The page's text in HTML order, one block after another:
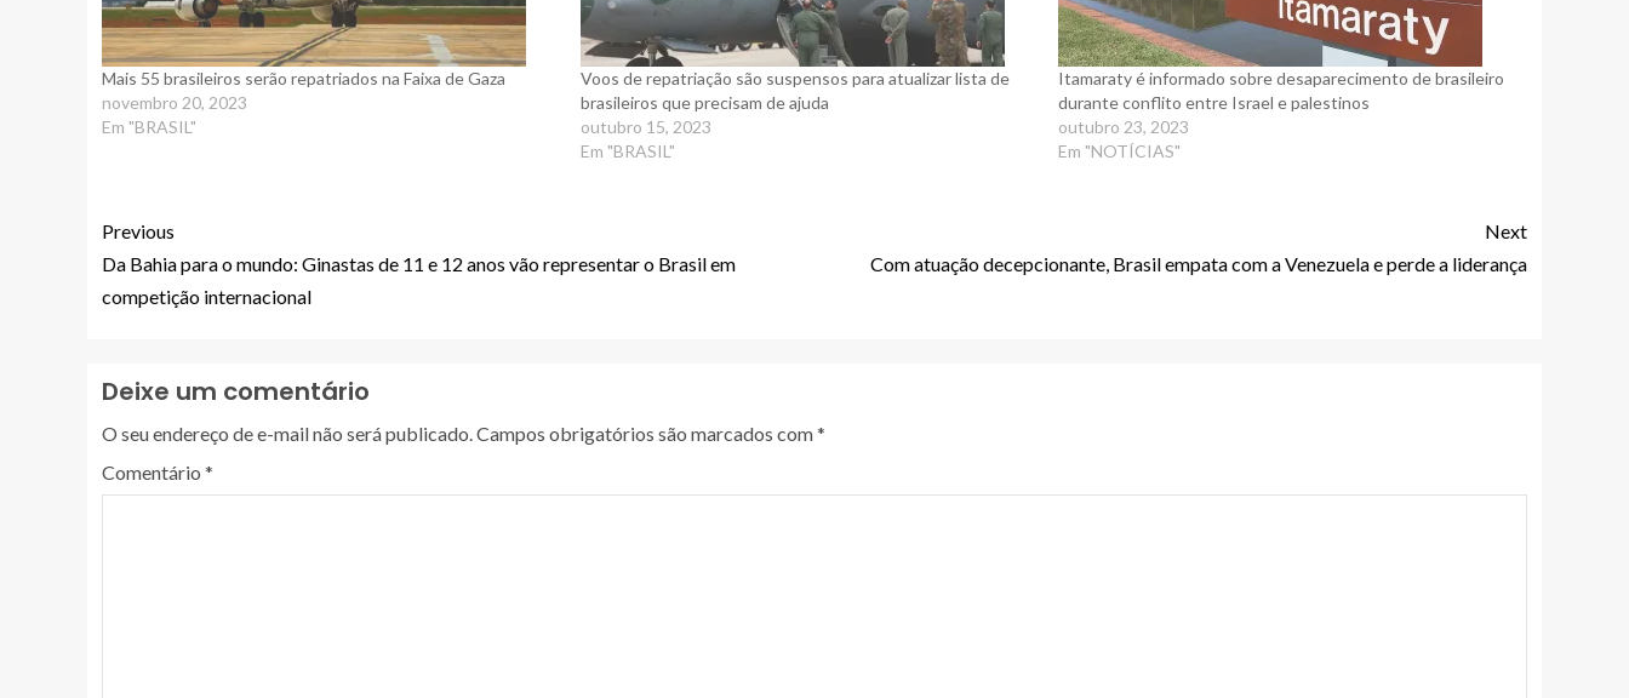
Mais 55 brasileiros serão repatriados na Faixa de Gaza
novembro 20, 2023
Em "BRASIL"
Voos de repatriação são suspensos para atualizar lista de
brasileiros que precisam de ajuda
outubro 15, 2023
Em "BRASIL"
Itamaraty é informado sobre desaparecimento de brasileiro
durante conflito entre Israel e palestinos
outubro 23, 2023
Em "NOTÍCIAS"
Previous
Da Bahia para o mundo: Ginastas de 11 e 12 anos vão representar o Brasil em
competição internacional
Next
Com atuação decepcionante, Brasil empata com a Venezuela e perde a liderança
Deixe um comentário
O seu endereço de e-mail não será publicado.Campos obrigatórios são marcados com*
Comentário *